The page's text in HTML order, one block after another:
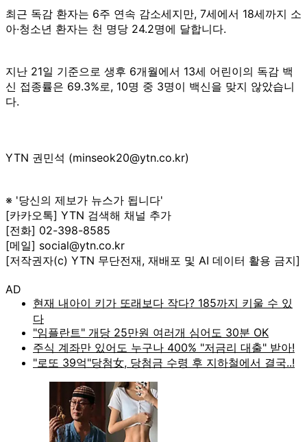
최근 독감 환자는 6주 연속 감소세지만, 7세에서 18세까지 소
아·청소년 환자는 천 명당 24.2명에 달합니다.
지난 21일 기준으로 생후 6개월에서 13세 어린이의 독감 백
신 접종률은 69.3%로, 10명 중 3명이 백신을 맞지 않았습니
다.
YTN 권민석 (minseok20@ytn.co.kr)
※ '당신의 제보가 뉴스가 됩니다'
[카카오톡] YTN 검색해 채널 추가
[전화] 02-398-8585
[메일] social@ytn.co.kr
[저작권자(c) YTN 무단전재, 재배포 및 AI 데이터 활용 금지]
AD